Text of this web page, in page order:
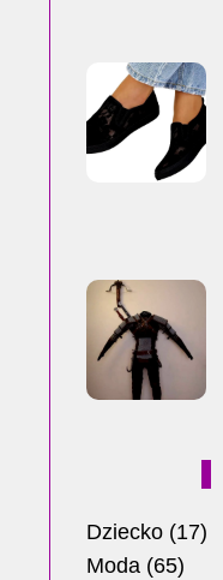
Dziecko(17)
Moda(65)